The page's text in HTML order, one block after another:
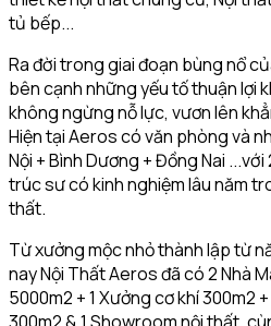
tủ bếp...
Ra đời trong giai đoạn bùng nổ
bên cạnh những yếu tố thuận lợi
không ngừng nỗ lực, vươn lên
Hiện tại Aeros có văn phòng và
Nội + Bình Dương + Đồng Nai
trúc sư có kinh nghiệm lâu năm
thất.
Từ xưởng mộc nhỏ thành lập từ
nay Nội Thất Aeros đã có 2 Nhà
5000m2 + 1 Xưởng cơ khí 300m2